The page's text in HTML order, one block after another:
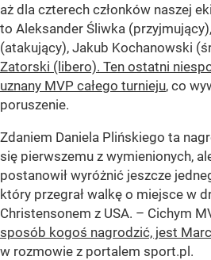
aż dla czterech członków naszej
to Aleksander Śliwka
(atakujący), Jakub Kochanowski
Zatorski (libero). Ten ostatni
uznany MVP całego turnieju, co
poruszenie.
Zdaniem Daniela Plińskiego ta
się pierwszemu z wymienionych,
postanowił wyróżnić jeszcze
który przegrał walkę o miejsce w
Christensonem z USA. – Cichym
sposób kogoś nagrodzić, jest
w rozmowie z portalem sport.pl.